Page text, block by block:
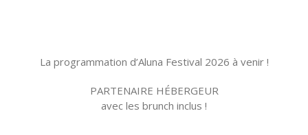
La programmation d’Aluna Festival 2026 à venir !
PARTENAIRE HÉBERGEUR
avec les brunch inclus !